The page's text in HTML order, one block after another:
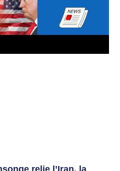
relie l’Iran, la